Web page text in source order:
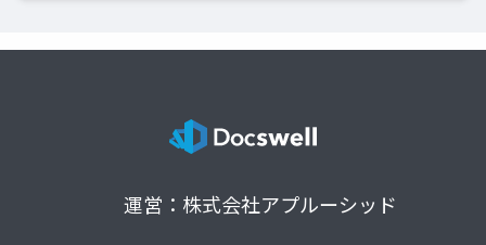
運営：株式会社アプルーシッド